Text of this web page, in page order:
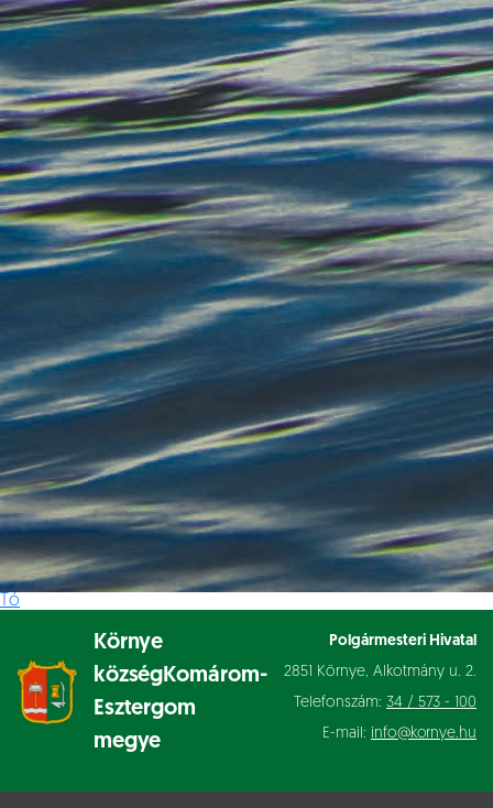
Tó
Környe
község Komárom-
Esztergom
megye
Polgármesteri Hivatal
2851 Környe, Alkotmány u. 2.
Telefonszám: 34 / 573 - 100
E-mail: info@kornye.hu